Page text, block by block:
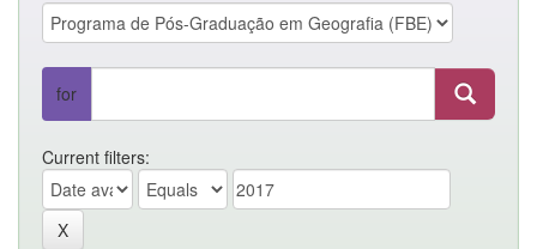
for
Current filters: